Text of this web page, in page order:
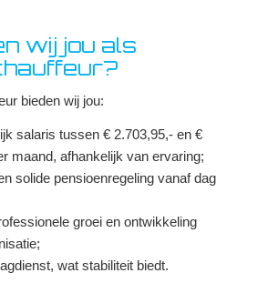
wij jou als
bieden wij jou:
salaris tussen € 2.703,95,- en €
maand, afhankelijk van ervaring;
solide pensioenregeling vanaf dag
groei en ontwikkeling
wat stabiliteit biedt.